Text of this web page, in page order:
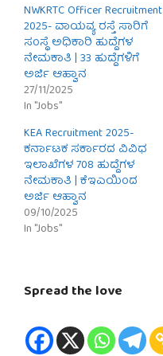
NWKRTC Officer Recruitment
2025- ವಾಯವ್ಯ ರಸ್ತೆ ಸಾರಿಗೆ
ಸಂಸ್ಥೆ ಅಧಿಕಾರಿ ಹುದ್ದೆಗಳ
ನೇಮಕಾತಿ | 33 ಹುದ್ದೆಗಳಿಗೆ
ಅರ್ಜಿ ಆಹ್ವಾನ
27/11/2025
In "Jobs"
KEA Recruitment 2025-
ಕರ್ನಾಟಕ ಸರ್ಕಾರದ ವಿವಿಧ
ಇಲಾಖೆಗಳ 708 ಹುದ್ದೆಗಳ
ನೇಮಕಾತಿ | ಕೆಇಎಯಿಂದ
ಅರ್ಜಿ ಆಹ್ವಾನ
09/10/2025
In "Jobs"
Spread the love